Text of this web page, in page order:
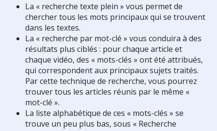
La « recherche texte plein » vous permet de
chercher tous les mots principaux qui se trouvent
dans les textes.
La « recherche par mot-clé » vous conduira à des
résultats plus ciblés : pour chaque article et
chaque vidéo, des « mots-clés » ont été attribués,
qui correspondent aux principaux sujets traités.
Par cette technique de recherche, vous pourrez
trouver tous les articles réunis par le même «
mot-clé ».
La liste alphabétique de ces « mots-clés » se
trouve un peu plus bas, sous « Recherche